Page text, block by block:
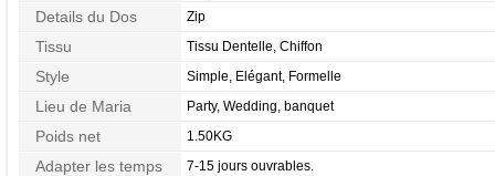
Details du Dos Zip
Tissu Tissu Dentelle, Chiffon
Style Simple, Elégant, Formelle
Lieu de Maria Party, Wedding, banquet
Poids net 1.50KG
Adapter les temps 7-15 jours ouvrables.